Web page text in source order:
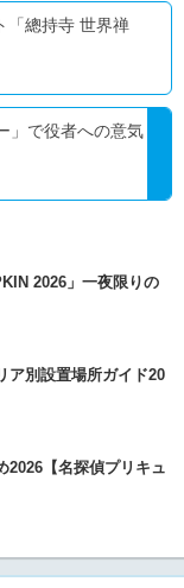
「總持寺 世界禅
」で役者への意気
2026」一夜限りの
ア別設置場所ガイド20
2026【名探偵プリキュ